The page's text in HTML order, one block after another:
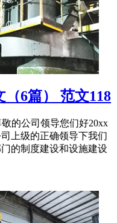
6篇） 范文118
的公司领导您们好20xx
上级的正确领导下我们
的制度建设和设施建设